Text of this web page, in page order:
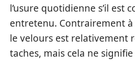
l’usure quotidienne s’il est
entretenu. Contrairement à
le velours est relativement
taches, mais cela ne signifie